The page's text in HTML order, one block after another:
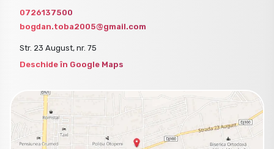
0726137500
bogdan.toba2005@gmail.com
Str. 23 August, nr. 75
Deschide în Google Maps